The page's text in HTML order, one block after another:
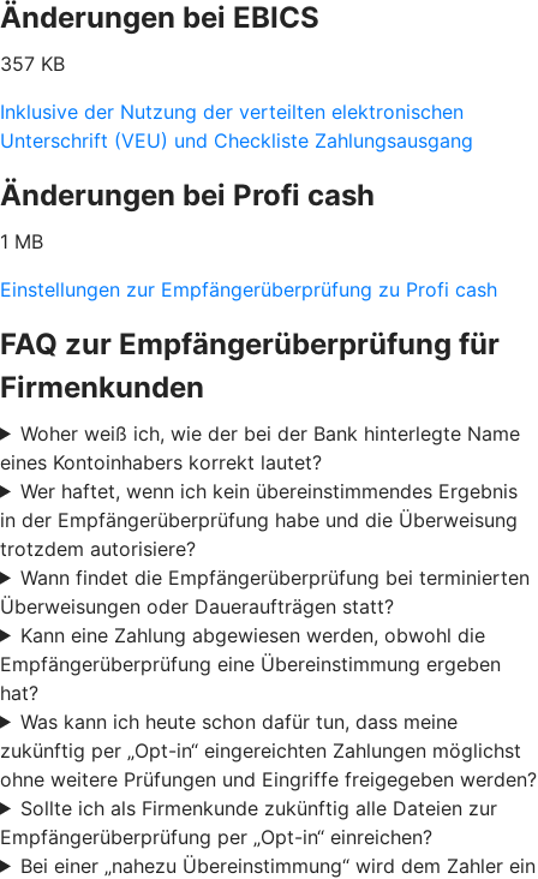
Änderungen bei EBICS
357 KB
Inklusive der Nutzung der verteilten elektronischen
Unterschrift (VEU) und Checkliste Zahlungsausgang
Änderungen bei Profi cash
1 MB
Einstellungen zur Empfängerüberprüfung zu Profi cash
FAQ zur Empfängerüberprüfung für
Firmenkunden
Woher weiß ich, wie der bei der Bank hinterlegte Name
eines Kontoinhabers korrekt lautet?
Wer haftet, wenn ich kein übereinstimmendes Ergebnis
in der Empfängerüberprüfung habe und die Überweisung
trotzdem autorisiere?
Wann findet die Empfängerüberprüfung bei terminierten
Überweisungen oder Daueraufträgen statt?
Kann eine Zahlung abgewiesen werden, obwohl die
Empfängerüberprüfung eine Übereinstimmung ergeben
hat?
Was kann ich heute schon dafür tun, dass meine
zukünftig per „Opt-in“ eingereichten Zahlungen möglichst
ohne weitere Prüfungen und Eingriffe freigegeben werden?
Sollte ich als Firmenkunde zukünftig alle Dateien zur
Empfängerüberprüfung per „Opt-in“ einreichen?
Bei einer „nahezu Übereinstimmung“ wird dem Zahler ein